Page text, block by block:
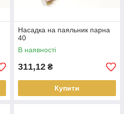
Насадка на паяльник парна
40
В наявності
311,12 ₴
Купити